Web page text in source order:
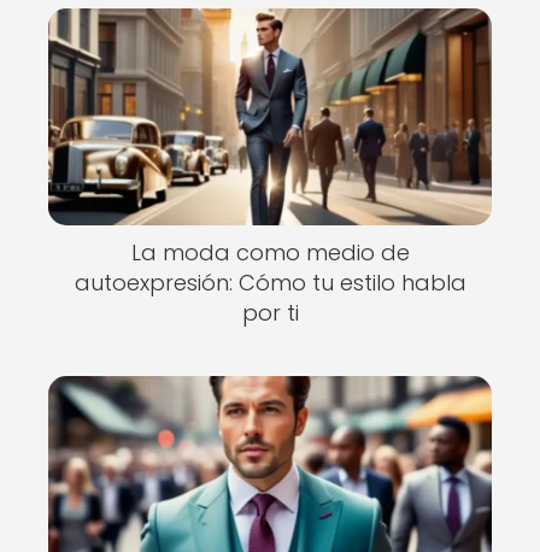
La moda como medio de
autoexpresión: Cómo tu estilo habla
por ti